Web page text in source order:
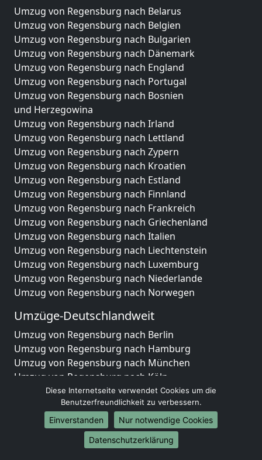
Umzug von Regensburg nach Belarus
Umzug von Regensburg nach Belgien
Umzug von Regensburg nach Bulgarien
Umzug von Regensburg nach Dänemark
Umzug von Regensburg nach England
Umzug von Regensburg nach Portugal
Umzug von Regensburg nach Bosnien
und Herzegowina
Umzug von Regensburg nach Irland
Umzug von Regensburg nach Lettland
Umzug von Regensburg nach Zypern
Umzug von Regensburg nach Kroatien
Umzug von Regensburg nach Estland
Umzug von Regensburg nach Finnland
Umzug von Regensburg nach Frankreich
Umzug von Regensburg nach Griechenland
Umzug von Regensburg nach Italien
Umzug von Regensburg nach Liechtenstein
Umzug von Regensburg nach Luxemburg
Umzug von Regensburg nach Niederlande
Umzug von Regensburg nach Norwegen
Umzüge-Deutschlandweit
Umzug von Regensburg nach Berlin
Umzug von Regensburg nach Hamburg
Umzug von Regensburg nach München
Umzug von Regensburg nach Köln
Umzug von Regensburg nach Frankfurt am Main
Umzug von Regensburg nach Stuttgart
Umzug von Regensburg nach Düsseldorf
Umzug von Regensburg nach Leipzig
Umzug von Regensburg nach Dortmund
Diese Internetseite verwendet Cookies um die
Benutzerfreundlichkeit zu verbessern.
Einverstanden
Nur notwendige Cookies
Datenschutzerklärung